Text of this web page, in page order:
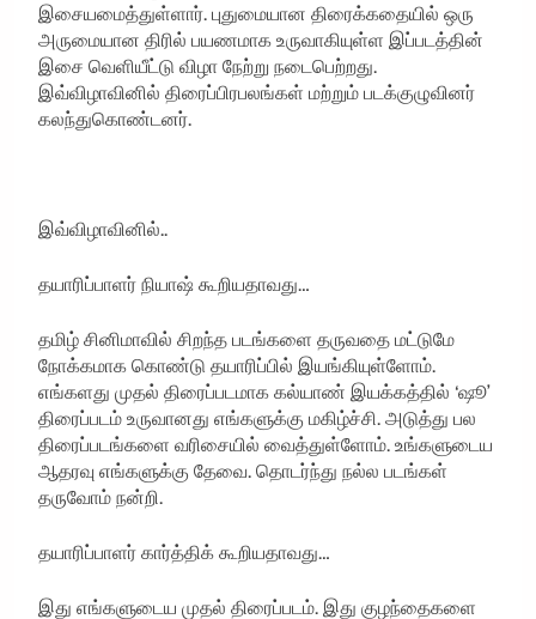
இசையமைத்துள்ளார். புதுமையான திரைக்கதையில் ஒரு
அருமையான திரில் பயணமாக உருவாகியுள்ள இப்படத்தின்
இசை வெளியீட்டு விழா நேற்று நடைபெற்றது.
இவ்விழாவினில் திரைப்பிரபலங்கள் மற்றும் படக்குழுவினர்
கலந்துகொண்டனர்.
இவ்விழாவினில்..
தயாரிப்பாளர் நியாஷ் கூறியதாவது…
தமிழ் சினிமாவில் சிறந்த படங்களை தருவதை மட்டுமே
நோக்கமாக கொண்டு தயாரிப்பில் இயங்கியுள்ளோம்.
எங்களது முதல் திரைப்படமாக கல்யாண் இயக்கத்தில் ‘ஷூ’
திரைப்படம் உருவானது எங்களுக்கு மகிழ்ச்சி. அடுத்து பல
திரைப்படங்களை வரிசையில் வைத்துள்ளோம். உங்களுடைய
ஆதரவு எங்களுக்கு தேவை. தொடர்ந்து நல்ல படங்கள்
தருவோம் நன்றி.
தயாரிப்பாளர் கார்த்திக் கூறியதாவது…
இது எங்களுடைய முதல் திரைப்படம். இது குழந்தைகளை